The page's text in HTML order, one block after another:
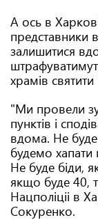
А ось в
представники
залишитися
храмів святити
"Ми провели
пунктів і
вдома. Не буде
будемо хапати
Не буде біди,
якщо буде 40,
Нацполіціі в
Сокуренко.